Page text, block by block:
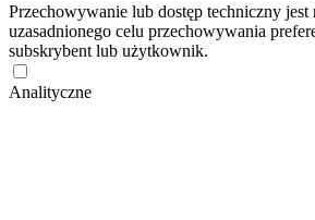
Przechowywanie lub dostęp techniczny jest
uzasadnionego celu przechowywania
subskrybent lub użytkownik.
Analityczne